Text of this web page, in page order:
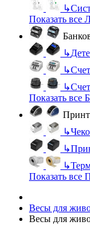
↳
Показать все
↳
↳
↳
Показать все
↳
↳
↳
Показать все
Весы для
Весы для